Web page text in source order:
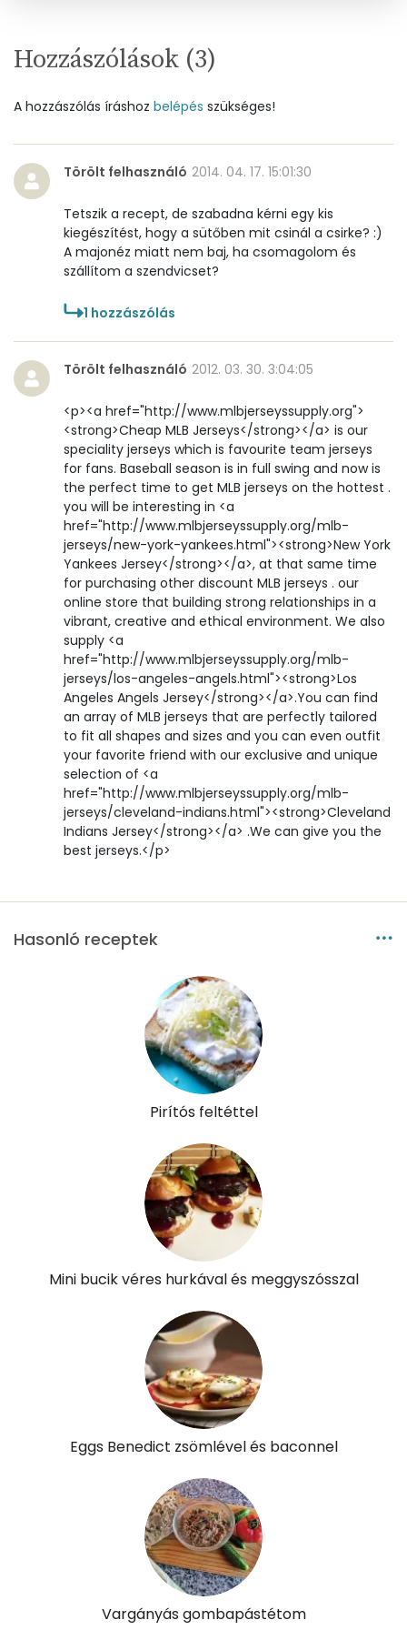
B12 Vitamin:
D vitamin:
12 micro
K vitamin:
11 micro
Tiamin - B1 vitamin:
0 mg
Pantoténsav - B5 vitamin:
Folsav - B9-vitamin:
55 micro
Kolin:
145 mg
Retinol - A vitamin:
α-karotin
2 micro
β-karotin
145 micro
β-crypt
2 micro
Likopin
0 micro
Lut-zea
178 micro
Összesen
Hozzászólások (3)
A hozzászólás íráshoz belépés szükséges!
Törölt felhasználó 2014. 04. 17. 15:01:30
Tetszik a recept, de szabadna kérni egy kis
kiegészítést, hogy a sütőben mit csinál a csirke? :)
A majonéz miatt nem baj, ha csomagolom és
szállítom a szendvicset?
1 hozzászólás
Törölt felhasználó 2012. 03. 30. 3:04:05
<p><a href="http://www.mlbjerseyssupply.org">
<strong>Cheap MLB Jerseys</strong></a> is our
speciality jerseys which is favourite team jerseys
for fans. Baseball season is in full swing and now is
the perfect time to get MLB jerseys on the hottest .
you will be interesting in <a
href="http://www.mlbjerseyssupply.org/mlb-
jerseys/new-york-yankees.html"><strong>New York
Yankees Jersey</strong></a>, at that same time
for purchasing other discount MLB jerseys . our
online store that building strong relationships in a
vibrant, creative and ethical environment. We also
supply <a
href="http://www.mlbjerseyssupply.org/mlb-
jerseys/los-angeles-angels.html"><strong>Los
Angeles Angels Jersey</strong></a>.You can find
an array of MLB jerseys that are perfectly tailored
to fit all shapes and sizes and you can even outfit
your favorite friend with our exclusive and unique
selection of <a
href="http://www.mlbjerseyssupply.org/mlb-
jerseys/cleveland-indians.html"><strong>Cleveland
Indians Jersey</strong></a> .We can give you the
best jerseys.</p>
Hasonló receptek
Pirítós feltéttel
Mini bucik véres hurkával és meggyszósszal
Eggs Benedict zsömlével és baconnel
Vargányás gombapástétom